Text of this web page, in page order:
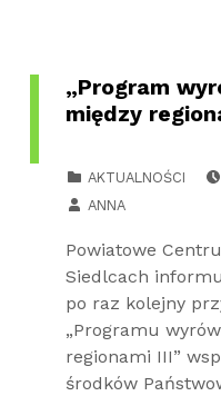
„Program
między
AKTUALNOŚCI
ANNA
Powiatowe
Siedlcach
po raz kolejny
„Programu
regionami III”
środków